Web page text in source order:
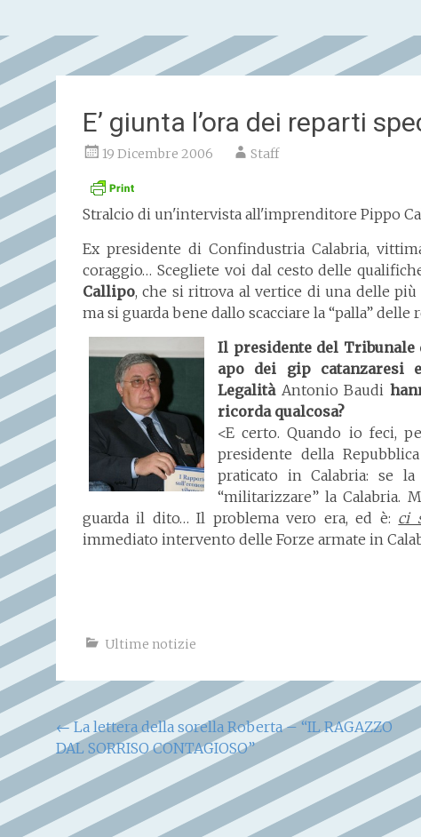
E’ giunta l’ora dei reparti
19 Dicembre 2006 Staff
Stralcio di un'intervista all'imprenditore Pippo
Ex presidente di Confindustria Calabria,
coraggio… Scegliete voi dal cesto delle
Callipo, che si ritrova al vertice di una delle
ma si guarda bene dallo scacciare la “palla” delle
Il presidente del Tribunale
apo dei gip catanzaresi
LegalitàAntonio Baudi
ricorda qualcosa?
<E certo. Quando io feci,
presidente della Repubblica
praticato in Calabria: se
“militarizzare” la Calabria.
guarda il dito… Il problema vero era, ed è: ci
immediato intervento delle Forze armate in
Ultime notizie
Navigazione
articoli
←La lettera della sorella Roberta – “IL RAGAZZO
DAL SORRISO CONTAGIOSO”